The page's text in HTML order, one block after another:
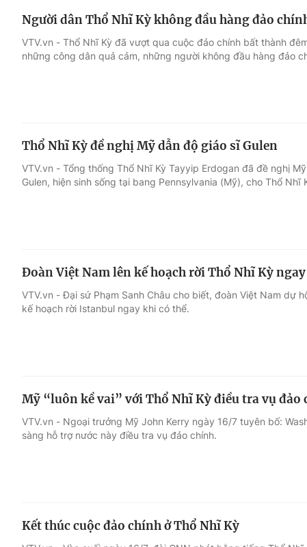
Người dân Thổ Nhĩ Kỳ không đầu hàng đảo
VTV.vn - Thổ Nhĩ Kỳ đã vượt qua cuộc đảo chính bất thành
những công dân quả cảm, những người không đầu hàng đảo
Thổ Nhĩ Kỳ đề nghị Mỹ dẫn độ giáo sĩ Gulen
VTV.vn - Tổng thống Thổ Nhĩ Kỳ Tayyip Erdogan đã đề nghị
Gulen, hiện sinh sống tại bang Pennsylvania (Mỹ), cho Thổ Nhĩ
Đoàn Việt Nam lên kế hoạch rời Thổ Nhĩ Kỳ ngay
VTV.vn - Đại sứ Phạm Sanh Châu cho biết, đoàn Việt Nam dự
kế hoạch rời Istanbul ngay khi có thể.
Mỹ “luôn kề vai” với Thổ Nhĩ Kỳ điều tra vụ đảo
VTV.vn - Ngoại trưởng Mỹ John Kerry ngày 16/7 tuyên bố:
sàng hỗ trợ nước này điều tra vụ đảo chính.
Kết thúc cuộc đảo chính ở Thổ Nhĩ Kỳ